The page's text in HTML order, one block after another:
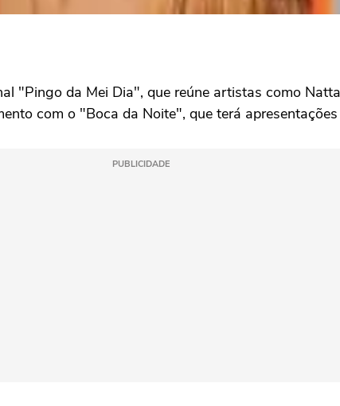
"Pingo da Mei Dia", que reúne artistas como
com o "Boca da Noite", que terá
PUBLICIDADE